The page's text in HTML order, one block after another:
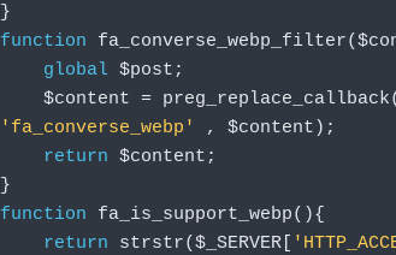
}
function fa_converse_webp_filter(
global $post ;
    $content
= preg_replace_callback(
'fa_converse_webp'
, $content );
return $content ;
}
function fa_is_support_webp(){
return strstr($_SERVER[